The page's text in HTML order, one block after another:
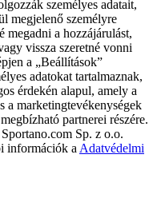
személyes adatait,
megjelenő személyre
megadni a hozzájárulást,
vissza szeretné vonni
a „Beállítások”
adatokat tartalmaznak,
érdekén alapul, amely a
a marketingtevékenységek
partnerei részére.
Sp. z o.o.
információk a Adatvédelmi